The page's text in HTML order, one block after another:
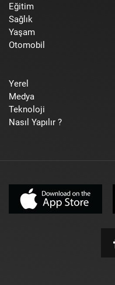
Eğitim
Sağlık
Yaşam
Otomobil
Yerel
Medya
Teknoloji
Nasıl Yapılır ?